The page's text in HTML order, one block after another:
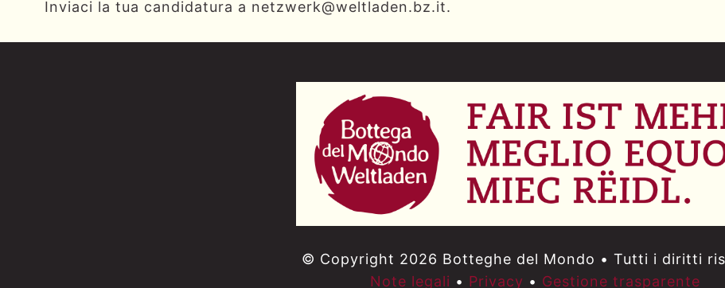
Inviaci la tua candidatura a netzwerk@weltladen.bz.it.
© Copyright 2026 Botteghe del Mondo • Tutti i diritti
Note legali • Privacy • Gestione trasparente